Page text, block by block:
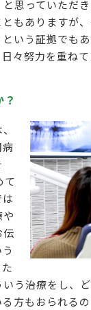
思っていただ
もありますが
いう証拠でも
々努力を重ねて
て
伝
う治療をし、
方もおられる